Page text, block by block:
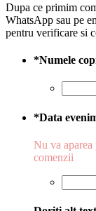
Dupa ce primim
WhatsApp sau pe
pentru verificare si
*Numele
*Data
Nu va aparea
comenzii